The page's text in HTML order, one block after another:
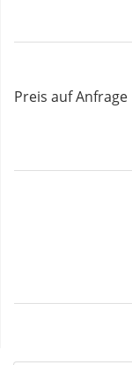
Preis auf Anfrage